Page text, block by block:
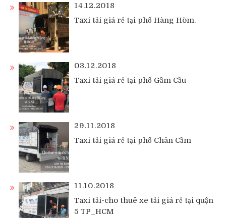
14.12.2018
Taxi tải giá rẻ tại phố Hàng Hòm.
03.12.2018
Taxi tải giá rẻ tại phố Gầm Cầu
29.11.2018
Taxi tải giá rẻ tại phố Chân Cầm
11.10.2018
Taxi tải-cho thuê xe tải giá rẻ tại quận
5 TP_HCM